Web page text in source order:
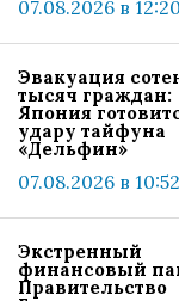
07.08.2026 в 12:20
Эвакуация
тысяч граждан:
Япония
удару тайфуна
«Дельфин»
07.08.2026 в 10:52
Экстренный
финансовый
Правительство